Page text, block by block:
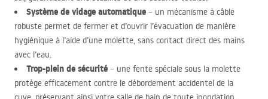
Système de vidage automatique – un mécanisme à câble
robuste permet de fermer et d’ouvrir l’évacuation de manière
hygiénique à l’aide d’une molette, sans contact direct des mains
avec l’eau.
Trop-plein de sécurité – une fente spéciale sous la molette
protège efficacement contre le débordement accidentel de la